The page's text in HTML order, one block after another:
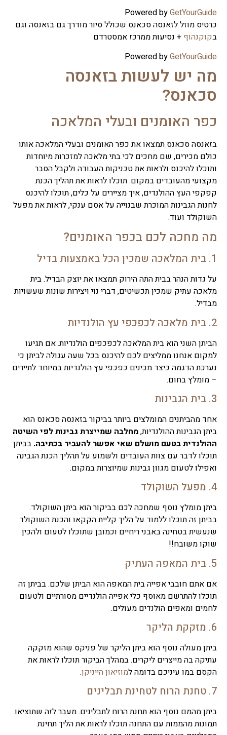
Powered byGetYourGuide
כרטיס מוזל לזאנסה סכאנס שכולל סיור מודרך גם בזאנסה וגם
בקוקנהוף + נסיעות ממרכז אמסטרדם
Powered byGetYourGuide
מה יש לעשות בזאנסה
סכאנס?
כפר האומנים ובעלי המלאכה
בזאנסה סכאנס תמצאו את כפר האומנים ובעלי המלאכה אותו
כולם מכירים, שם מחכים לכי בתי מלאכה למזכרות מיוחדות
ותוכלו להיכנס ולראות את טכניקות העבודה ולקבל הסבר
מקצועי מהעובדים במקום. תוכלו לראות את תהליך הכנת
קפקפי העץ ההולנדים, איך מציירים על כלים, תוכלו להיכנס
לחנות הגבינות המוכרת שבנוייה על אסם ענקי, לראות את מפעל
השוקולד ועוד.
מה מחכה לכם בכפר האומנים?
1. בית המלאכה שמכין הכל באמצעות בדיל
על גדות הנהר בבית התה הירוק תמצאו את יוצק הבדיל. בית
מלאכה עתיק שמכיןתכשיטים, דברי נוי ויצירות שונות שעשויות
מבדיל.
2. בית מלאכה לכפכפי עץ הולנדיות
הביתן השני הוא בית המלאכה לכפכפים הולנדיות. אם תגיעו
למקום אנחנו ממליצים לכם להיכנס בכל שעה עגולה לביתן כי
נערכת הדגמה כיצד מכינים כפכפי עץ הולנדיות במיוחד לתיירים
– מומלץ בחום.
3. בית הגבינות
אחד מהביתנים המומלצים ביותר בביקור בזאנסה סכאנס הוא
ביתן הגבינות ההולנדיות,מחלבה שמייצרת גבינות לפי השיטה
ההולנדית בטעם מושלם שאי אפשר להעביר בכתיבה. בביתן
תוכלו לדבר עם צוות העובדים ולשמוע על תהליך הכנת הגבינה
ואפילו לטעום מגוון גבינות שמיוצרות במקום.
4. מפעל השוקולד
ביתן מומלץ נוסף שמחכה לכם בביקור הוא ביתן השוקולד.
בביתן זה תוכלו ללמוד על הליך קליית הקקאו והכנת השוקולד
שנעשית בטחינה באבני ריחיים וכמובן שתוכלו לטעום ולהכין
שוקו משובח!!
5. בית המאפה העתיק
אם אתם חובבי אפייה בית המאפה הוא הביתן שלכם. בביתן זה
תוכלו להתרשם מאוסף כלי אפייה הולנדיים מסורתיים ולטעום
לחמים ומאפים הולנדים מעולים.
6. מזקקת הליקר
ביתן מעולה נוסף הוא ביתן הליקר של פניקס שהוא מזקקה
עתיקה בה מייצרים ליקרים. במהלך הביקור תוכלו לראות את
הקסם במו עיניכם בדומה למוזיאון הייניקן.
7. טחנת הרוח לטחינת תבלינים
ביתן מהמם נוסף הוא תחנת הרוח לתבלינים. מעבר לזה שתוציאו
תמונות מהממות עם התחנה תוכלו לראות את הליך תחינת